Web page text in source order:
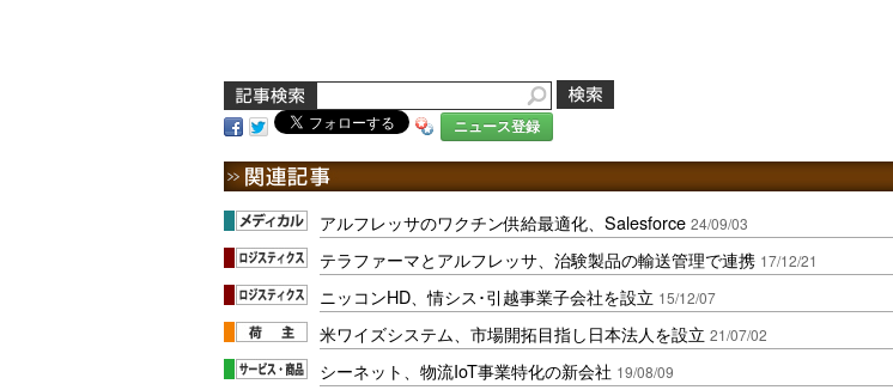
ニュース登録
アルフレッサのワクチン供給最適化、Salesforce 24/09/03
テラファーマとアルフレッサ、治験製品の輸送管理で連携 17/12/21
ニッコンHD、情シス･引越事業子会社を設立 15/12/07
米ワイズシステム、市場開拓目指し日本法人を設立 21/07/02
シーネット、物流IoT事業特化の新会社 19/08/09